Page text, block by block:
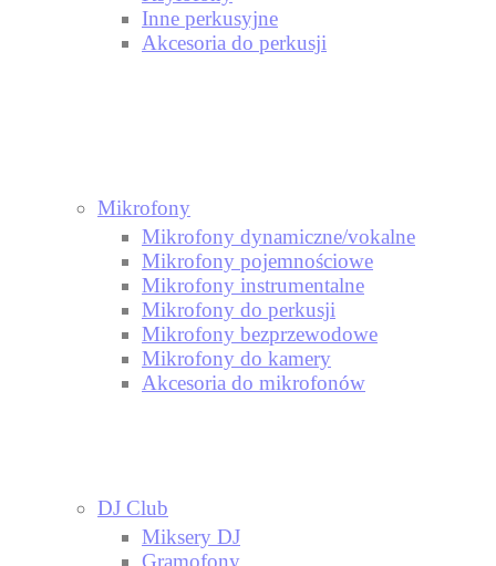
Inne perkusyjne
Akcesoria do perkusji
Mikrofony
Mikrofony dynamiczne/vokalne
Mikrofony pojemnościowe
Mikrofony instrumentalne
Mikrofony do perkusji
Mikrofony bezprzewodowe
Mikrofony do kamery
Akcesoria do mikrofonów
DJ Club
Miksery DJ
Gramofony